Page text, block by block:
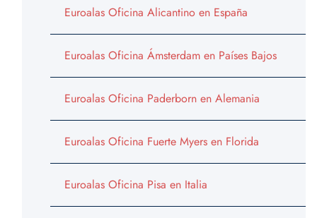
Euroalas Oficina Alicantino en España
Euroalas Oficina Ámsterdam en Países Bajos
Euroalas Oficina Paderborn en Alemania
Euroalas Oficina Fuerte Myers en Florida
Euroalas Oficina Pisa en Italia